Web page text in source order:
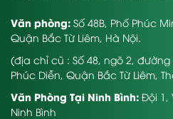
Văn phòng: Số 48B, Phố Phúc
Quận Bắc Từ Liêm, Hà Nội.
(địa chỉ cũ : Số 48, ngõ 2,
Phúc Diễn, Quận Bắc Từ Liêm,
Văn Phòng Tại Ninh Bình: Đội 1,
Ninh Bình